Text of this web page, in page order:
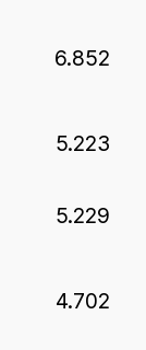
6.852
5.223
5.229
4.702